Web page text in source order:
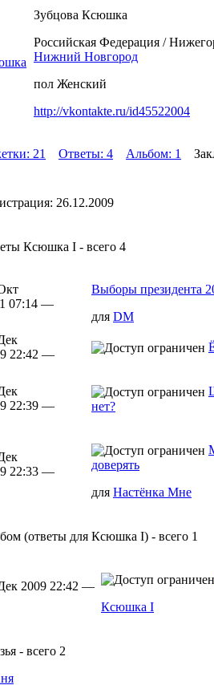
Зубцова Ксюшка
Российская Федерация /
Нижний Новгород
пол Женский
http://vkontakte.ru/id45522004
21 Ответы: 4 Альбом: 1
26.12.2009
Ксюшка I - всего 4
07:14 —
Выборы президента
для DM
22:42 —
22:39 —
нет?
22:33 —
доверять
для Настёнка Мне
(ответы для Ксюшка I) - всего 1
2009 22:42 —
Ксюшка I
- всего 2